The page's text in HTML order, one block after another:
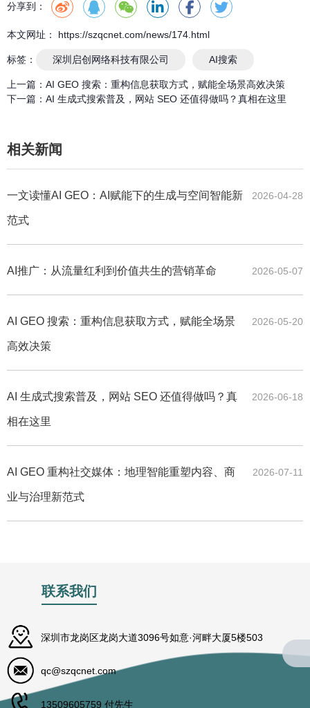
分享到：
本文网址： https://szqcnet.com/news/174.html
标签： 深圳启创网络科技有限公司 AI搜索
上一篇： AI GEO 搜索：重构信息获取方式，赋能全场景高效决策
下一篇： AI 生成式搜索普及，网站 SEO 还值得做吗？真相在这里
相关新闻
2026-04-28
一文读懂AI GEO：AI赋能下的生成与空间智能新
范式
2026-05-07
AI推广：从流量红利到价值共生的营销革命
2026-05-20
AI GEO 搜索：重构信息获取方式，赋能全场景
高效决策
2026-06-18
AI 生成式搜索普及，网站 SEO 还值得做吗？真
相在这里
2026-07-11
AI GEO 重构社交媒体：地理智能重塑内容、商
业与治理新范式
联系我们
深圳市龙岗区龙岗大道3096号如意·河畔大厦5楼503
qc@szqcnet.com
13509605759 付先生